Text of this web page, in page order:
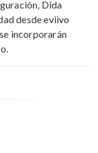
Dida
desde eviivo
incorporarán